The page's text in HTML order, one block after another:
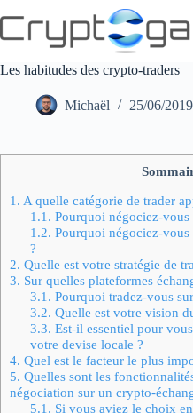
au
contenu
Les habitudes des crypto-traders
Michaël 25/06/2019
1. A quelle catégorie de trader
1.1. Pourquoi négociez-vous
1.2. Pourquoi négociez-
?
2. Quelle est votre stratégie de
3. Sur quelles plateformes
3.1. Pourquoi tradez-vous
3.2. Quelle est votre vision
3.3. Est-il essentiel pour
votre devise locale ?
4. Quel est le facteur le plus
5. Quelles sont les
négociation sur un crypto-
5.1. Si vous aviez le choix